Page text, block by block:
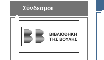
Σύνδεσμοι